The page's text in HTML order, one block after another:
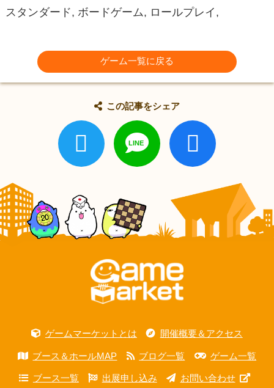
スタンダード, ボードゲーム, ロールプレイ,
ゲーム一覧に戻る
この記事をシェア
ゲームマーケットとは 開催概要＆アクセス
ブース＆ホールMAP ブログ一覧 ゲーム一覧
ブース一覧 出展申し込み お問い合わせ